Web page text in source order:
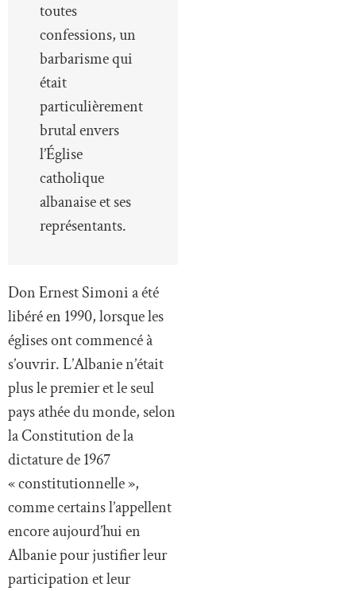
toutes
confessions, un
barbarisme qui
était
particulièrement
brutal envers
l’Église
catholique
albanaise et ses
représentants.
Don Ernest Simoni a été
libéré en 1990, lorsque les
églises ont commencé à
s’ouvrir. L’Albanie n’était
plus le premier et le seul
pays athée du monde, selon
la Constitution de la
dictature de 1967
« constitutionnelle »,
comme certains l’appellent
encore aujourd’hui en
Albanie pour justifier leur
participation et leur